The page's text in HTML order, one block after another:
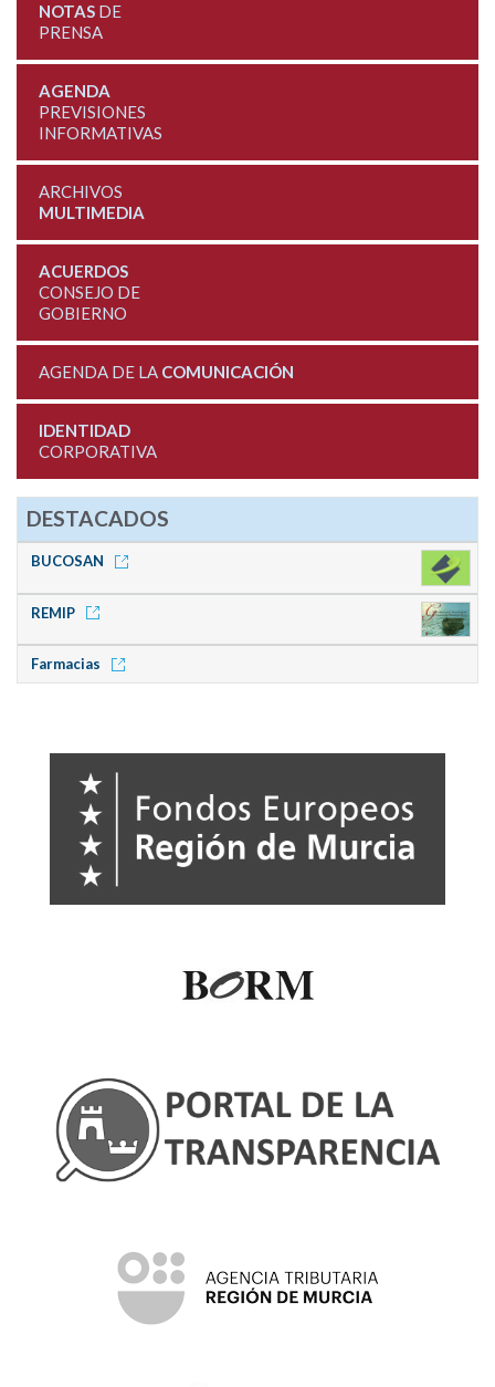
NOTASDE
PRENSA
AGENDA
PREVISIONES
INFORMATIVAS
ARCHIVOS
MULTIMEDIA
ACUERDOS
CONSEJO DE
GOBIERNO
AGENDA DE LA COMUNICACIÓN
IDENTIDAD
CORPORATIVA
DESTACADOS
BUCOSAN
REMIP
Farmacias